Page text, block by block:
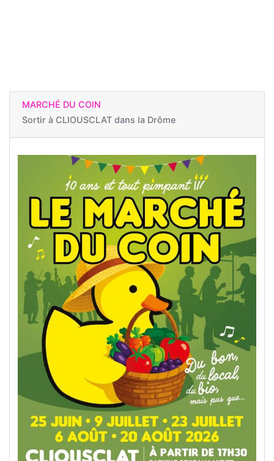
MARCHÉ DU COIN
Sortir à CLIOUSCLAT dans la Drôme